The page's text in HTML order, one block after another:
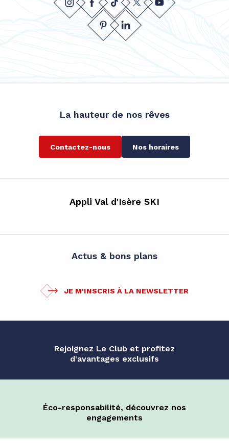
La hauteur de nos rêves
Contactez-nous Nos horaires
Appli Val d'Isère SKI
Actus & bons plans
JE M'INSCRIS À LA NEWSLETTER
Rejoignez Le Club et profitez
d'avantages exclusifs
Éco-responsabilité, découvrez nos
engagements